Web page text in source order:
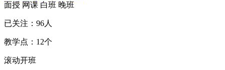
面授 网课 白班 晚班
已关注： 96人
教学点： 12个
滚动开班